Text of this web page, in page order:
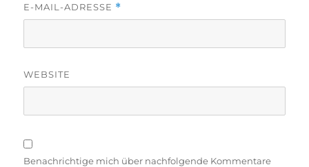
E-MAIL-ADRESSE *
WEBSITE
Benachrichtige mich über nachfolgende Kommentare